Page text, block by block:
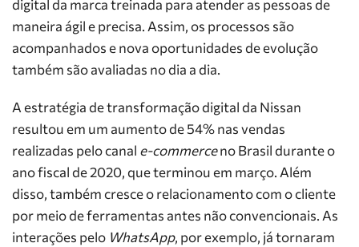
digital da marca treinada para atender as pessoas de
maneira ágil e precisa. Assim, os processos são
acompanhados e nova oportunidades de evolução
também são avaliadas no dia a dia.
A estratégia de transformação digital da Nissan
resultou em um aumento de 54% nas vendas
realizadas pelo canal e-commerceno Brasil durante o
ano fiscal de 2020, que terminou em março. Além
disso, também cresce o relacionamento com o cliente
por meio de ferramentas antes não convencionais. As
interações pelo WhatsApp, por exemplo, já tornaram